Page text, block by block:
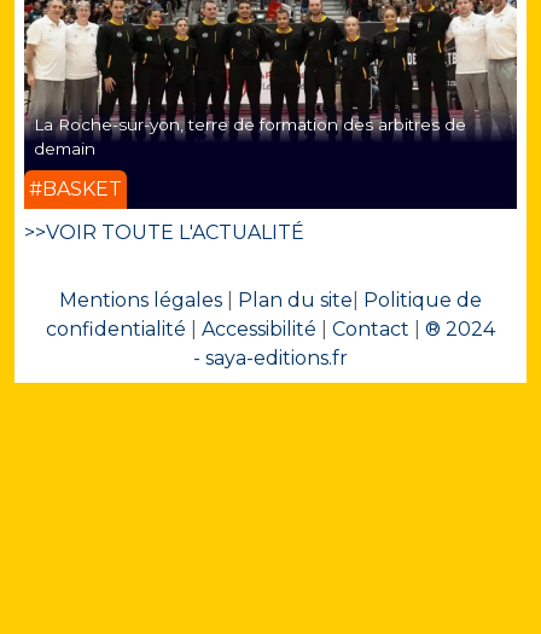
La Roche-sur-yon, terre de formation des arbitres de
demain
#BASKET
>>VOIR TOUTE L'ACTUALITÉ
Mentions légales Plan du site Politique de
confidentialité
Accessibilité Contact
® 2024
- saya-editions.fr